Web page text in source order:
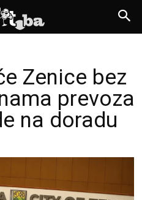
Zenice bez
prevoza
na doradu